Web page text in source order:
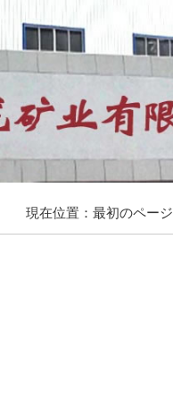
現在位置： 最初のページ